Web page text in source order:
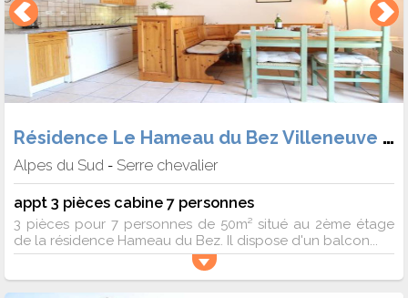
Résidence Le Hameau du Bez Villeneuve 1400
Alpes du Sud - Serre chevalier
appt 3 pièces cabine 7 personnes
3 pièces pour 7 personnes de 50m² situé au 2ème étage
de la résidence Hameau du Bez. Il dispose d'un balcon...